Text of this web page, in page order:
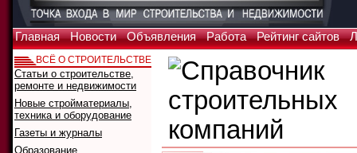
Главная Новости Объявления Работа Рейтинг сайтов
ВСЁ О СТРОИТЕЛЬСТВЕ
Статьи о строительстве,
ремонте и недвижимости
Новые стройматериалы,
техника и оборудование
Газеты и журналы
Образование